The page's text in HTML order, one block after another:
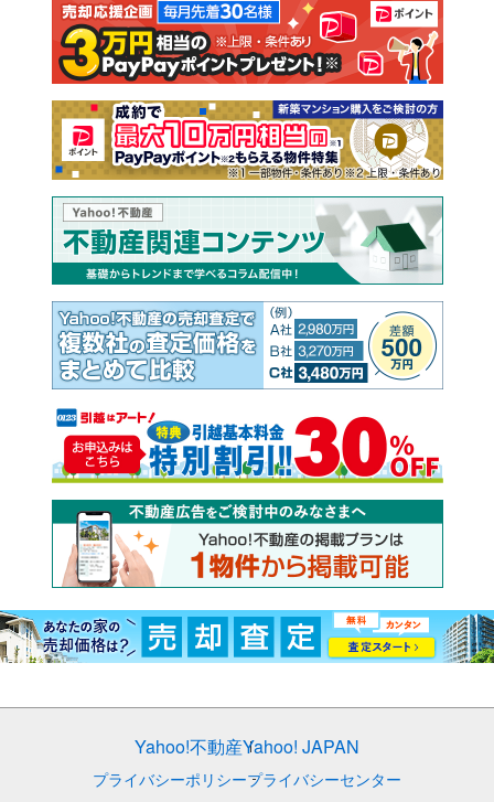
注文住宅 土地
売却査定
Yahoo!不動産Yahoo! JAPAN
プライバシーポリシープライバシーセンター